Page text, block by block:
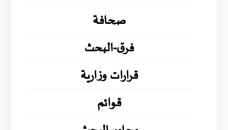
صحافة
فرق-البحث
قرارات وزارية
قوائم